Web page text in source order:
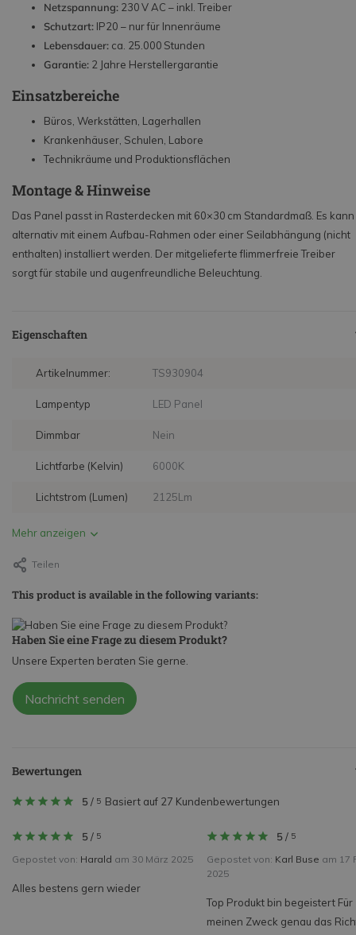
Netzspannung: 230 V AC – inkl. Treiber
Schutzart: IP20 – nur für Innenräume
Lebensdauer: ca. 25.000 Stunden
Garantie: 2 Jahre Herstellergarantie
Einsatzbereiche
Büros, Werkstätten, Lagerhallen
Krankenhäuser, Schulen, Labore
Technikräume und Produktionsflächen
Montage & Hinweise
Das Panel passt in Rasterdecken mit 60×30 cm Standardmaß. Es kann
alternativ mit einem Aufbau-Rahmen oder einer Seilabhängung (nicht
enthalten) installiert werden. Der mitgelieferte flimmerfreie Treiber
sorgt für stabile und augenfreundliche Beleuchtung.
Eigenschaften
Artikelnummer: TS930904
Lampentyp LED Panel
Dimmbar Nein
Lichtfarbe (Kelvin) 6000K
Lichtstrom (Lumen) 2125Lm
Mehr anzeigen
Teilen
This product is available in the following variants:
Haben Sie eine Frage zu diesem Produkt?
Unsere Experten beraten Sie gerne.
Nachricht senden
Bewertungen
5/ 5 Basiert auf 27 Kundenbewertungen
5/ 5
Gepostet von: Harald am 30 März 2025
Alles bestens gern wieder
5/ 5
Gepostet von: Karl Buse am 17
2025
Top Produkt bin begeistert Für
meinen Zweck genau das